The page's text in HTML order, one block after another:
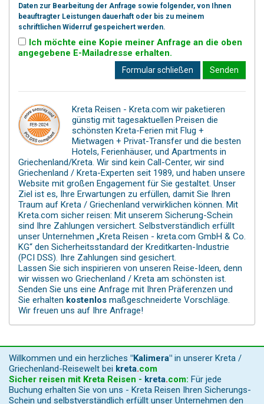
Daten zur Bearbeitung der Anfrage sowie folgender, von Ihnen
beauftragter Leistungen dauerhaft oder bis zu meinem
schriftlichen Widerruf gespeichert werden.
Ich möchte eine Kopie meiner Anfrage an die oben
angegebene E-Mailadresse erhalten.
Formular schließen Senden
Kreta Reisen - Kreta.com wir paketieren
günstig mit tagesaktuellen Preisen die
schönsten Kreta-Ferien mit Flug +
Mietwagen + Privat-Transfer und die besten
Hotels, Ferienhäuser, und Apartments in
Griechenland/Kreta. Wir sind kein Call-Center, wir sind
Griechenland / Kreta-Experten seit 1989, und haben unsere
Website mit großen Engagement für Sie gestaltet. Unser
Ziel ist es, Ihre Erwartungen zu erfüllen, damit Sie Ihren
Traum auf Kreta / Griechenland verwirklichen können. Mit
Kreta.com sicher reisen: Mit unserem Sicherung-Schein
sind Ihre Zahlungen versichert. Selbstverständlich erfüllt
unser Unternehmen „Kreta Reisen - kreta.com GmbH & Co.
KG“ den Sicherheitsstandard der Kreditkarten-Industrie
(PCI DSS). Ihre Zahlungen sind gesichert.
Lassen Sie sich inspirieren von unseren Reise-Ideen, denn
wir wissen wo Griechenland / Kreta am schönsten ist.
Senden Sie uns eine Anfrage mit Ihren Präferenzen und
Sie erhalten kostenlos maßgeschneiderte Vorschläge.
Wir freuen uns auf Ihre Anfrage!
Willkommen und ein herzliches "Kalimera" in unserer Kreta /
Griechenland-Reisewelt bei kreta.com
Sicher reisen mit Kreta Reisen - kreta.com: Für jede
Buchung erhalten Sie von uns - Kreta Reisen Ihren Sicherungs-
Schein und selbstverständlich erfüllt unser Unternehmen den